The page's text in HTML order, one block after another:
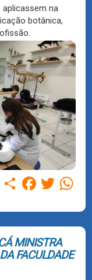
aplicassem na
botânica,
Compartilhar
Facebook
Twitter
MINISTRA
FACULDADE